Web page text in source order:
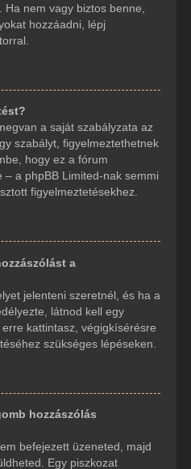
nem vagy biztos benne,
hozzáadni, lépj
a saját szabályzata az
szabályt, figyelmeztethetnek
hogy ez a fórum
a phpBB Limited-nak semmi
figyelmeztetésekhez.
a
jelenteni szeretnél, és ha a
látnod kell egy
kattintasz, végigkísérésre
szükséges lépéseken.
hozzászólás
befejezett üzeneted, majd
Egy piszkozat